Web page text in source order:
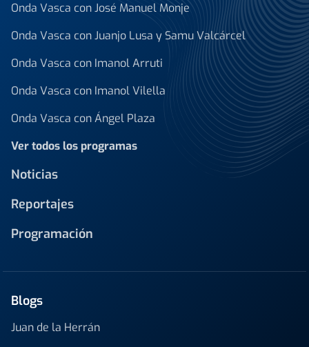
Onda Vasca con José Manuel Monje
Onda Vasca con Juanjo Lusa y Samu Valcárcel
Onda Vasca con Imanol Arruti
Onda Vasca con Imanol Vilella
Onda Vasca con Ángel Plaza
Ver todos los programas
Noticias
Reportajes
Programación
Blogs
Juan de la Herrán